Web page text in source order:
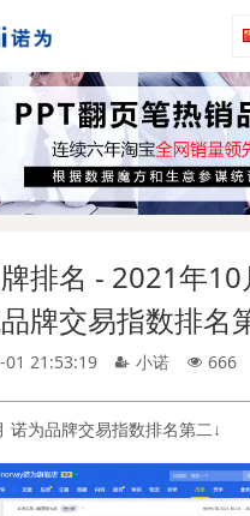
排名 - 2021年
牌交易指数排名
01 21:53:19 小诺 666
诺为品牌交易指数排名第二↓